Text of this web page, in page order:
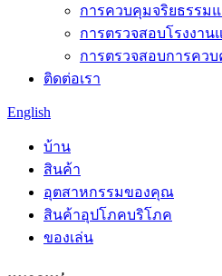
การควบคุมจริยธรรม
การตรวจสอบโรงงา
การตรวจสอบการคว
ติดต่อเรา
English
บ้าน
สินค้า
อุตสาหกรรมของคุณ
สินค้าอุปโภคบริโภค
ของเล่น